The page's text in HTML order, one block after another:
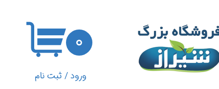
ورود/ ثبت نام
تغییر گذر واژه
سفارشات
۰